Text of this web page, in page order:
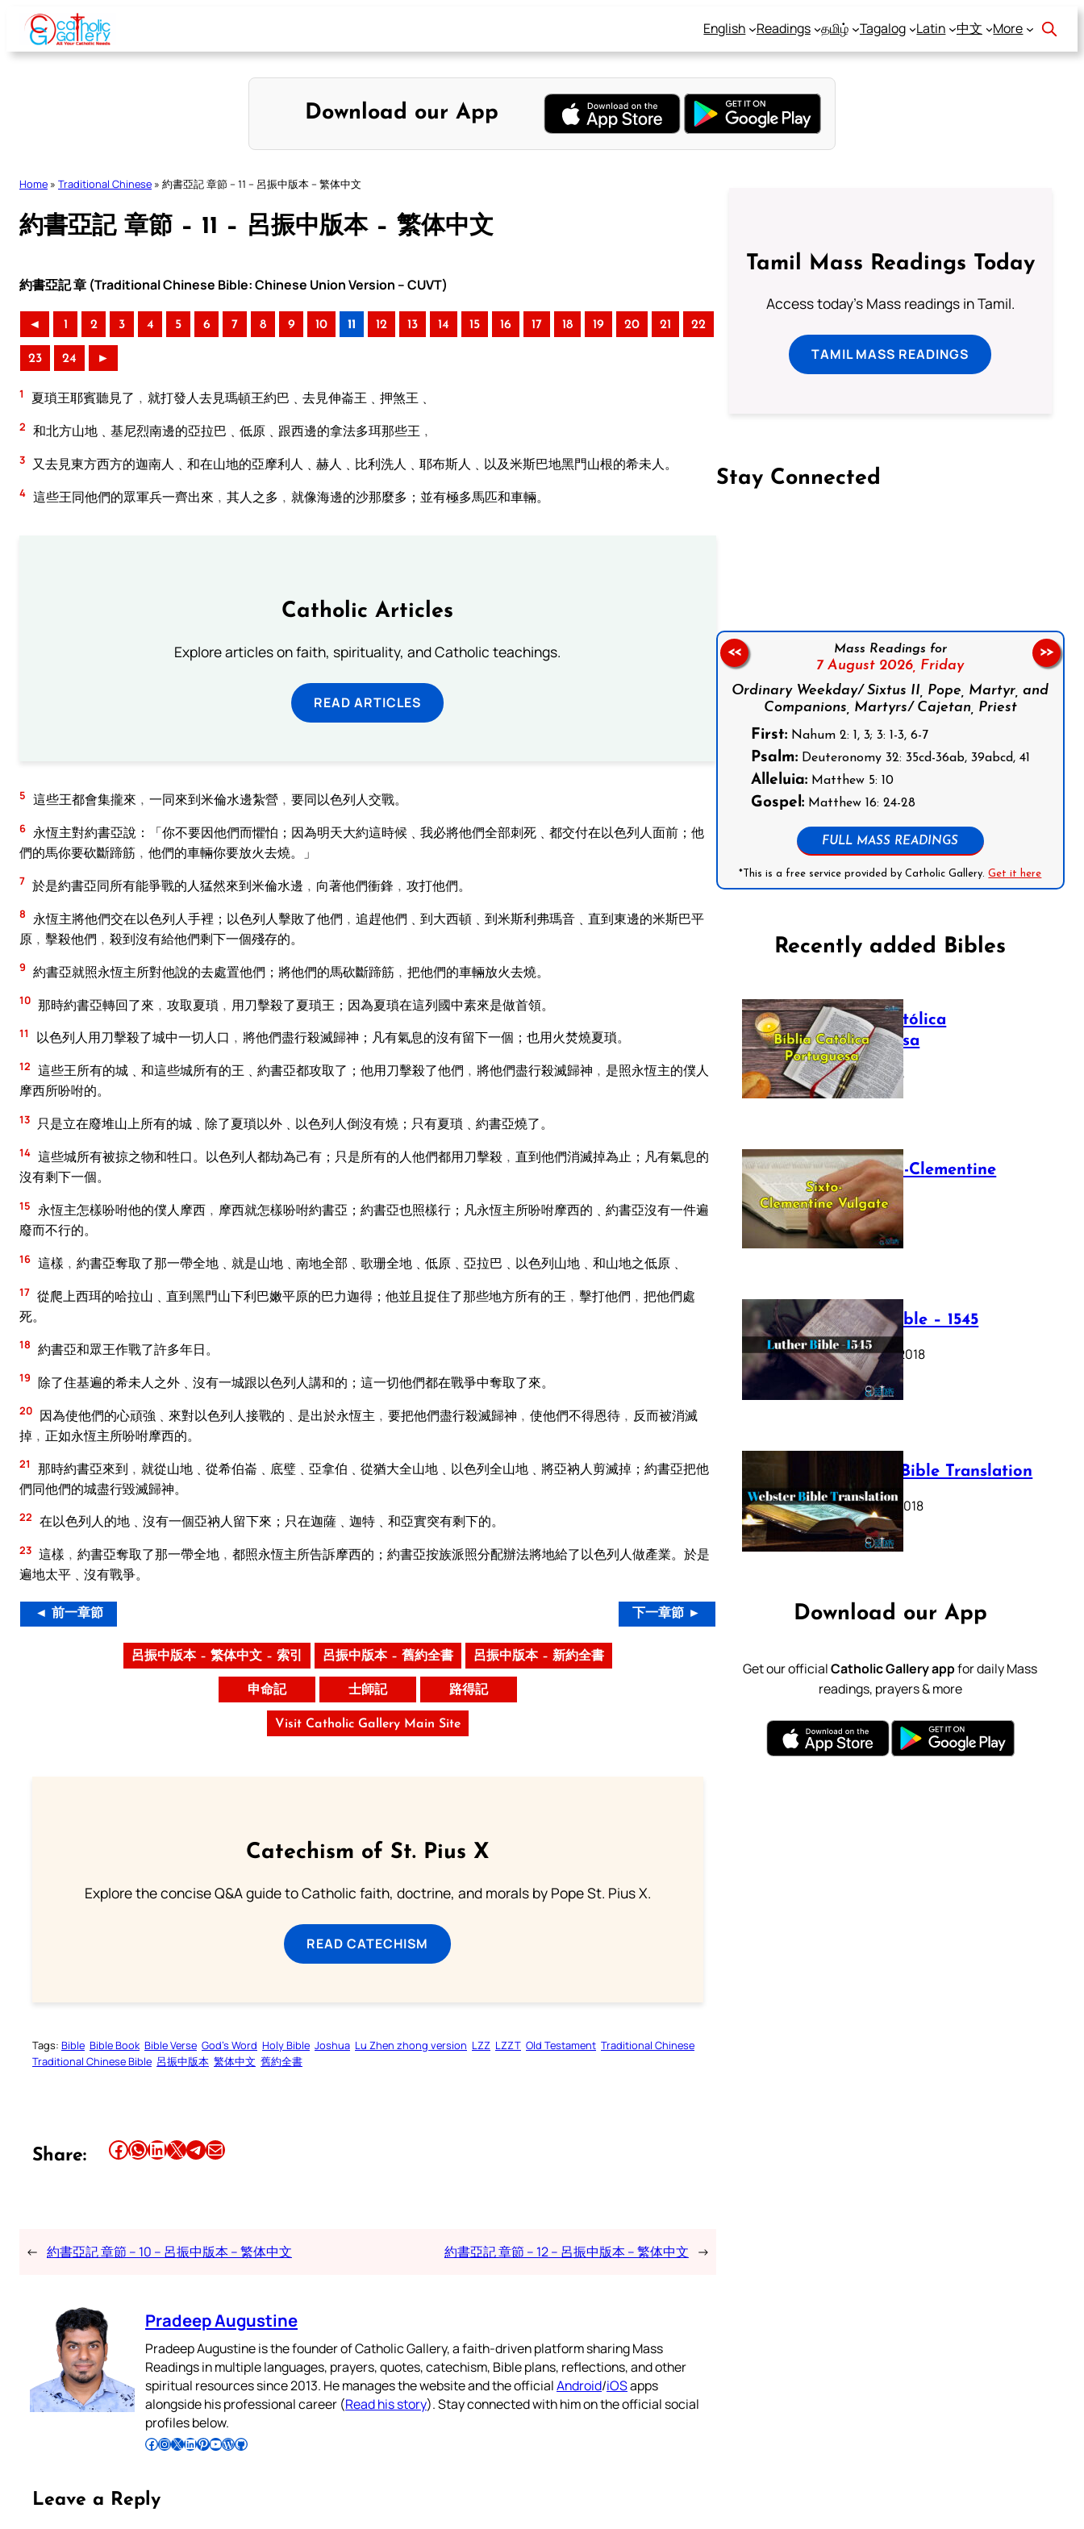
Skip
content
English Readings தமிழ் Tagalog Latin 中文 More
Download our App
Home » Traditional Chinese » 約書亞記 章節 – 11 – 呂振中版本 – 繁体中文
約書亞記 章節 – 11 – 呂振中版本 – 繁体中文
約書亞記 章 (Traditional Chinese Bible: Chinese Union Version – CUVT)
◄ 1 2 3 4 5 6 7 8 9 10 11 12 13 14 15 16 17 18 19 20 21 22
23 24 ►
1 夏瑣王耶賓聽見了﹐就打發人去見瑪頓王約巴﹑去見伸崙王﹑押煞王﹑
2 和北方山地﹑基尼烈南邊的亞拉巴﹑低原﹑跟西邊的拿法多珥那些王﹐
3 又去見東方西方的迦南人﹑和在山地的亞摩利人﹑赫人﹑比利洗人﹑耶布斯人﹑以及米斯巴地黑門山根的希未人。
4 這些王同他們的眾軍兵一齊出來﹐其人之多﹐就像海邊的沙那麼多；並有極多馬匹和車輛。
Catholic Articles
Explore articles on faith, spirituality, and Catholic teachings.
READ ARTICLES
5 這些王都會集攏來﹐一同來到米倫水邊紮營﹐要同以色列人交戰。
6 永恆主對約書亞說：「你不要因他們而懼怕；因為明天大約這時候﹑我必將他們全部刺死﹑都交付在以色列人面前；他
們的馬你要砍斷蹄筋﹐他們的車輛你要放火去燒。」
7 於是約書亞同所有能爭戰的人猛然來到米倫水邊﹐向著他們衝鋒﹐攻打他們。
8
永恆主將他們交在以色列人手裡；以色列人擊敗了他們﹐追趕他們﹑到大西頓﹑到米斯利弗瑪音﹑直到東邊的米斯巴平
原﹐擊殺他們﹐殺到沒有給他們剩下一個殘存的。
9 約書亞就照永恆主所對他說的去處置他們；將他們的馬砍斷蹄筋﹐把他們的車輛放火去燒。
10 那時約書亞轉回了來﹐攻取夏瑣﹐用刀擊殺了夏瑣王；因為夏瑣在這列國中素來是做首領。
11 以色列人用刀擊殺了城中一切人口﹐將他們盡行殺滅歸神；凡有氣息的沒有留下一個；也用火焚燒夏瑣。
12 這些王所有的城﹑和這些城所有的王﹑約書亞都攻取了；他用刀擊殺了他們﹐將他們盡行殺滅歸神﹐是照永恆主的僕人
摩西所吩咐的。
13 只是立在廢堆山上所有的城﹑除了夏瑣以外﹑以色列人倒沒有燒；只有夏瑣﹑約書亞燒了。
14 這些城所有被掠之物和牲口。以色列人都劫為己有；只是所有的人他們都用刀擊殺﹐直到他們消滅掉為止；凡有氣息的
沒有剩下一個。
15
永恆主怎樣吩咐他的僕人摩西﹐摩西就怎樣吩咐約書亞；約書亞也照樣行；凡永恆主所吩咐摩西的﹑約書亞沒有一件遍
廢而不行的。
16 這樣﹐約書亞奪取了那一帶全地﹑就是山地﹑南地全部﹑歌珊全地﹑低原﹑亞拉巴﹑以色列山地﹑和山地之低原﹑
17 從爬上西珥的哈拉山﹑直到黑門山下利巴嫩平原的巴力迦得；他並且捉住了那些地方所有的王﹐擊打他們﹐把他們處
死。
18 約書亞和眾王作戰了許多年日。
19 除了住基遍的希未人之外﹑沒有一城跟以色列人講和的；這一切他們都在戰爭中奪取了來。
20 因為使他們的心頑強﹑來對以色列人接戰的﹑是出於永恆主﹐要把他們盡行殺滅歸神﹐使他們不得恩待﹐反而被消滅
掉﹐正如永恆主所吩咐摩西的。
21
那時約書亞來到﹐就從山地﹑從希伯崙﹑底璧﹑亞拿伯﹑從猶大全山地﹑以色列全山地﹑將亞衲人剪滅掉；約書亞把他
們同他們的城盡行毀滅歸神。
22 在以色列人的地﹑沒有一個亞衲人留下來；只在迦薩﹑迦特﹑和亞實突有剩下的。
23 這樣﹐約書亞奪取了那一帶全地﹐都照永恆主所告訴摩西的；約書亞按族派照分配辦法將地給了以色列人做產業。於是
遍地太平﹑沒有戰爭。
◄ 前一章節 下一章節 ►
呂振中版本 – 繁体中文 – 索引 呂振中版本 – 舊約全書 呂振中版本 – 新約全書
申命記 士師記 路得記
Visit Catholic Gallery Main Site
Catechism of St. Pius X
Explore the concise Q&A guide to Catholic faith, doctrine, and morals by Pope St. Pius X.
READ CATECHISM
Tags: Bible Bible Book Bible Verse God’s Word Holy Bible Joshua Lu Zhen zhong version LZZ LZZT Old Testament Traditional Chinese
Traditional Chinese Bible 呂振中版本 繁体中文 舊約全書
Share: Share this article on Facebook Share this article on WhatsApp Share this article on LinkedIn Share this article on X Share this article on TelegramEmail this Article
← 約書亞記 章節 – 10 – 呂振中版本 – 繁体中文 約書亞記 章節 – 12 – 呂振中版本 – 繁体中文 →
Pradeep Augustine
Pradeep Augustine is the founder of Catholic Gallery, a faith-driven platform sharing Mass
Readings in multiple languages, prayers, quotes, catechism, Bible plans, reflections, and other
spiritual resources since 2013. He manages the website and the officialAndroid/iOSapps
alongside his professional career (Read his story). Stay connected with him on the official social
profiles below.
Follow Pradeep on Facebook Follow Pradeep on InstagramFollow Pradeep on X Follow Pradeep on LinkedIn Follow Pradeep on Pinterest Subscribe to Pradeep’s Youtube Channel Follow Pradeep on WordPress Follow Pradeep on GitHub
Leave a Reply
Tamil Mass Readings Today
Access today's Mass readings in Tamil.
TAMIL MASS READINGS
Stay Connected
Mass Readings for
7 August 2026, Friday
Ordinary Weekday/ Sixtus II, Pope, Martyr, and
Companions, Martyrs/ Cajetan, Priest
First:Nahum 2: 1, 3; 3: 1-3, 6-7
Psalm:Deuteronomy 32: 35cd-36ab, 39abcd, 41
Alleluia:Matthew 5: 10
Gospel:Matthew 16: 24-28
FULL MASS READINGS
*This is a free service provided by Catholic Gallery.Get it here
<< >>
Recently added Bibles
Bíblia Católica
Portuguesa
July 16, 2025
The Sixto-Clementine
Vulgate
July 12, 2025
Luther Bible – 1545
October 17, 2018
Webster Bible Translation
October 11, 2018
Download our App
Get our officialCatholic Gallery appfor daily Mass
readings, prayers & more